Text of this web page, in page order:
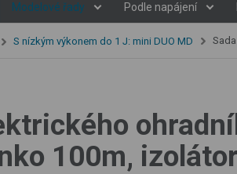
Modelové řady Podle napájení
S nízkým výkonem do 1 J: mini DUO MD Sada
100m,